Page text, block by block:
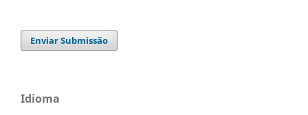
Enviar Submissão
Idioma